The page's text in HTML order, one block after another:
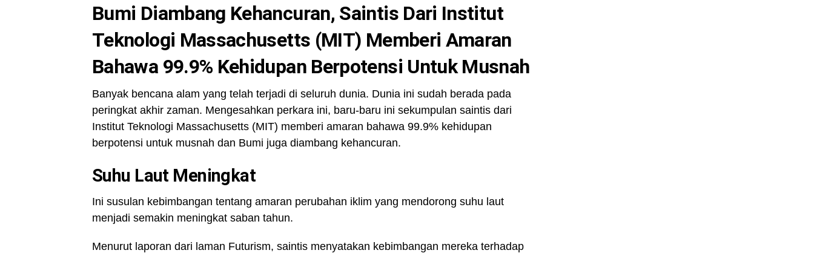
Bumi Diambang Kehancuran, Saintis Dari Institut
Teknologi Massachusetts (MIT) Memberi Amaran
Bahawa 99.9% Kehidupan Berpotensi Untuk Musnah
Banyak bencana alam yang telah terjadi di seluruh dunia. Dunia ini sudah berada pada
peringkat akhir zaman. Mengesahkan perkara ini, baru-baru ini sekumpulan saintis dari
Institut Teknologi Massachusetts (MIT) memberi amaran bahawa 99.9% kehidupan
berpotensi untuk musnah dan Bumi juga diambang kehancuran.
Suhu Laut Meningkat
Ini susulan kebimbangan tentang amaran perubahan iklim yang mendorong suhu laut
menjadi semakin meningkat saban tahun.
Menurut laporan dari laman Futurism, saintis menyatakan kebimbangan mereka terhadap